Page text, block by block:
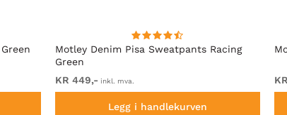
Motley Denim Pisa Sweatpants Racing
Green
KR 449,- inkl. mva.
Legg i handlekurven